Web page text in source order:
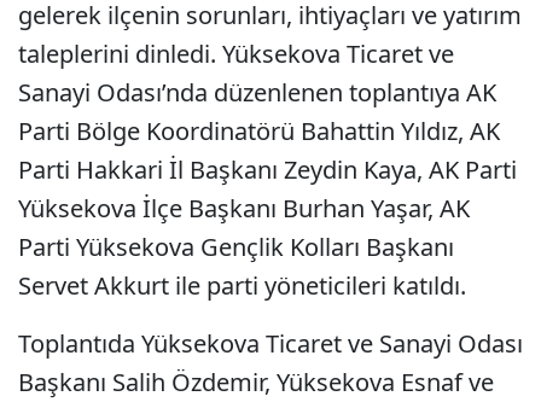
gelerek ilçenin sorunları, ihtiyaçları ve yatırım
taleplerini dinledi. Yüksekova Ticaret ve
Sanayi Odası’nda düzenlenen toplantıya AK
Parti Bölge Koordinatörü Bahattin Yıldız, AK
Parti Hakkari İl Başkanı Zeydin Kaya, AK Parti
Yüksekova İlçe Başkanı Burhan Yaşar, AK
Parti Yüksekova Gençlik Kolları Başkanı
Servet Akkurt ile parti yöneticileri katıldı.
Toplantıda Yüksekova Ticaret ve Sanayi Odası
Başkanı Salih Özdemir, Yüksekova Esnaf ve